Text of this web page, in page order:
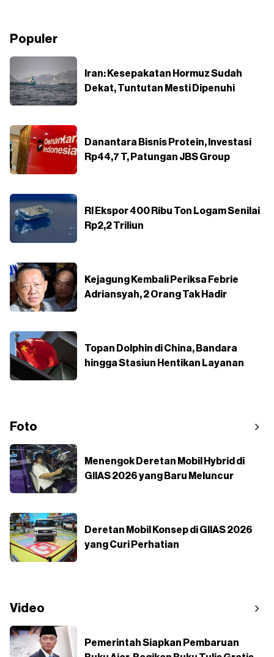
Populer
Iran: Kesepakatan Hormuz Sudah
Dekat, Tuntutan Mesti Dipenuhi
Danantara Bisnis Protein, Investasi
Rp44,7 T, Patungan JBS Group
RI Ekspor 400 Ribu Ton Logam Senilai
Rp2,2 Triliun
Kejagung Kembali Periksa Febrie
Adriansyah, 2 Orang Tak Hadir
Topan Dolphin di China, Bandara
hingga Stasiun Hentikan Layanan
Foto
Menengok Deretan Mobil Hybrid di
GIIAS 2026 yang Baru Meluncur
Deretan Mobil Konsep di GIIAS 2026
yang Curi Perhatian
Video
Pemerintah Siapkan Pembaruan